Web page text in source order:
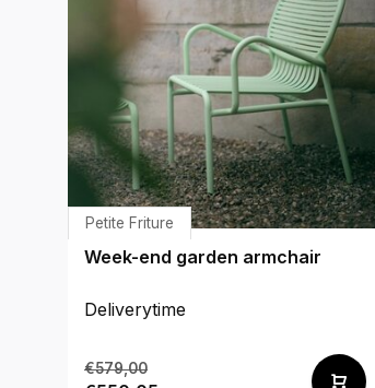
Petite Friture
Week-end garden armchair
Deliverytime
€579,00